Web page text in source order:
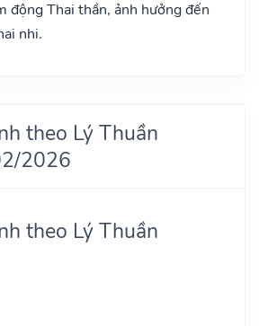
động Thai thần, ảnh hưởng đến
nhi.
theo Lý Thuần
2026
theo Lý Thuần